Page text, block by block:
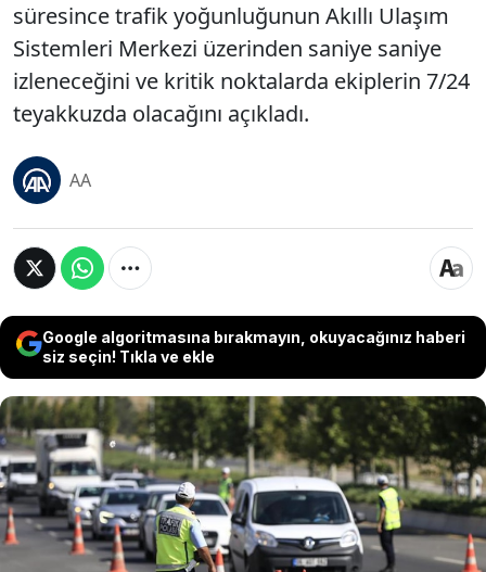
süresince trafik yoğunluğunun Akıllı Ulaşım
Sistemleri Merkezi üzerinden saniye saniye
izleneceğini ve kritik noktalarda ekiplerin 7/24
teyakkuzda olacağını açıkladı.
AA
Google algoritmasına bırakmayın, okuyacağınız haberi
siz seçin! Tıkla ve ekle
Kurban Bayramı tatili öncesi kara yollarında
"turuncu" alarm verildi. Ulaştırma ve Altyapı
Bakanı Abdulkadir Uraloğlu, bayram süresince
trafik yoğunluğunun Akıllı Ulaşım Sistemleri
Merkezi üzerinden saniye saniye izleneceğini ve